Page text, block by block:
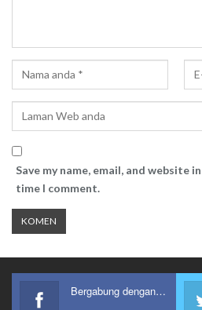
Save my name, email, and website
time I comment.
Bergabung dengan kami